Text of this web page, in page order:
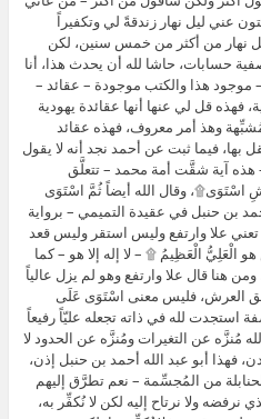
عني ليل نهار زندقةً لي وتكفيراً
نهار من أكثر من خمس سنين، لكن
حسابات، حاشا لله أن يحدث هذا، أنا
موجود هذا والكتب موجودة – عقائد –
فهذه قل لي عنها أنها عقائدة يهودية
وهذ أمر معروف، فهذه عقائد
بها، فيما ثبت عن أحمد نجد أنه لا يقول
– هذه آية شقَّت أمة محمد – تتعلَّق
اسْتَوَى۩، وقال الله أيضاً ثُمَّ اسْتَوَى
بن حنبل في عقيدة التميمي – برواية
علا وارتفع وليس استقر وليس قعد
الْعَلِيُّ الْعَظِيمُ ۩ – لا إله إلا هو – كما
هنا قال علا وارتفع وهو لم يزل عالياً
العرش، فليس معنى اسْتَوَى عَلَى
لله في ذاته تجعله عليّاً رفيعاً
مُنزَّه عن التغيرات ومُنزَّه عن الحدود لا
فهذا أبو عبد الله أحمد بن حنبل إذن،
من المُجسِّمة – نعم تطرَّق إليهم
نرفضه ولا نرتاح إليه لكن لا نُكفِّر به،